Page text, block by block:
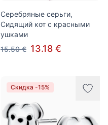
Серебряные серьги,
Сидящий кот с красными
ушками
15.50 € 13.18 €
Скидка -15%